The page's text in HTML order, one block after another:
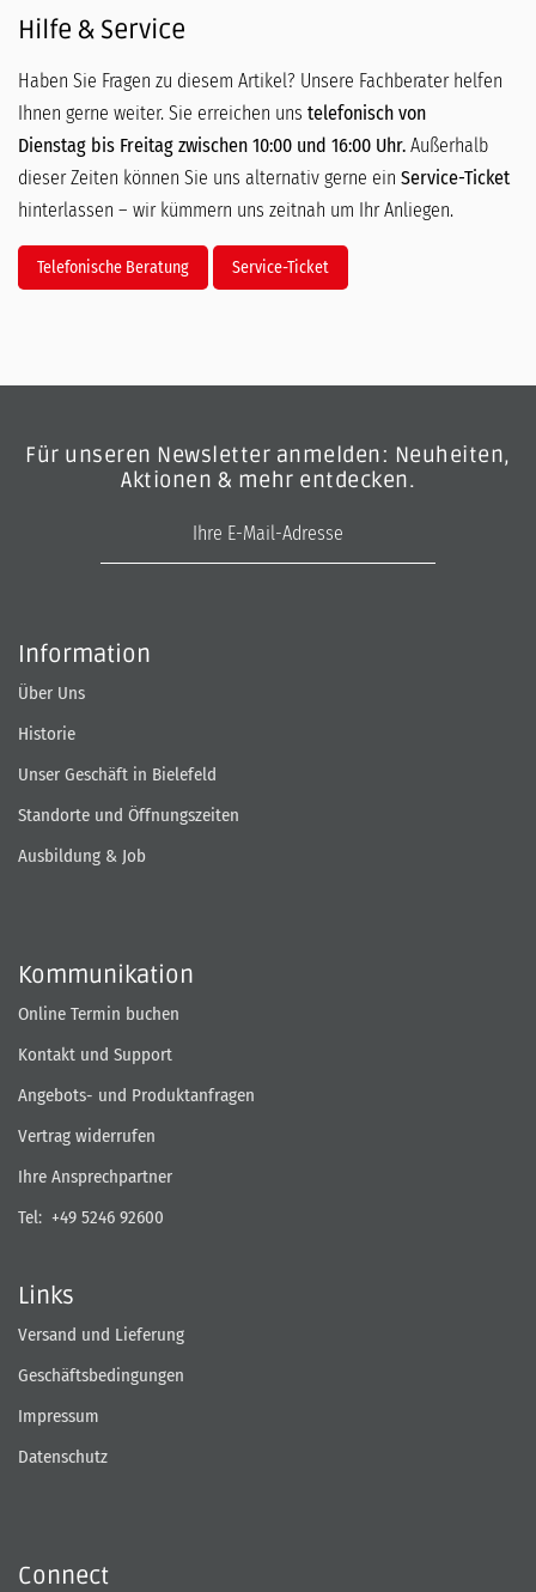
Hilfe & Service
Haben Sie Fragen zu diesem Artikel? Unsere Fachberater helfen
Ihnen gerne weiter. Sie erreichen uns telefonisch von
Dienstag bis Freitag zwischen 10:00 und 16:00 Uhr. Außerhalb
dieser Zeiten können Sie uns alternativ gerne ein Service-Ticket
hinterlassen – wir kümmern uns zeitnah um Ihr Anliegen.
Telefonische Beratung Service-Ticket
Für unseren Newsletter anmelden: Neuheiten,
Aktionen & mehr entdecken.
Information
Über Uns
Historie
Unser Geschäft in Bielefeld
Standorte und Öffnungszeiten
Ausbildung & Job
Kommunikation
Online Termin buchen
Kontakt und Support
Angebots- und Produktanfragen
Vertrag widerrufen
Ihre Ansprechpartner
Tel: +49 5246 92600
Links
Versand und Lieferung
Geschäftsbedingungen
Impressum
Datenschutz
Connect